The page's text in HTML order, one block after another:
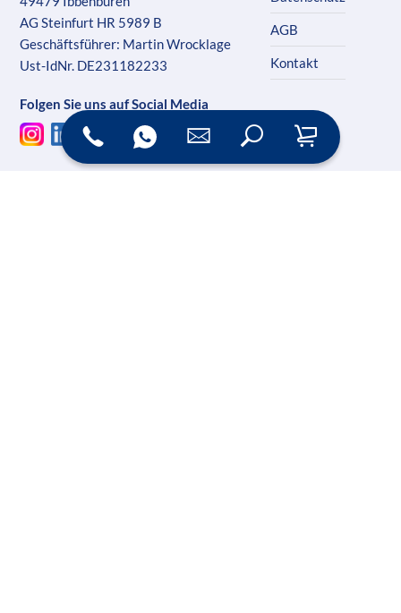
AG Steinfurt HR 5989 B
Geschäftsführer: Martin Wrocklage
Ust-IdNr. DE231182233
Folgen Sie uns auf Social Media
AGB
Kontakt